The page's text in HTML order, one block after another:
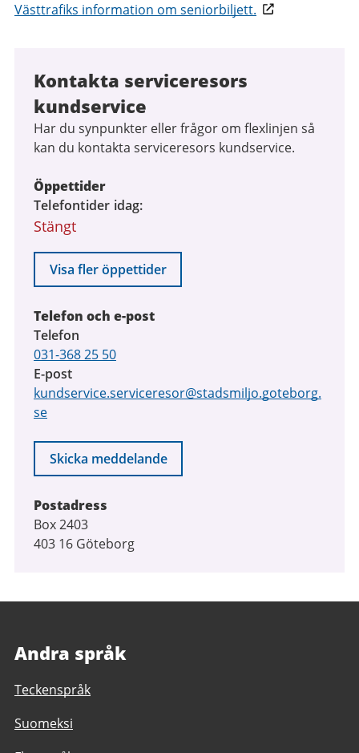
Västtrafiks information om seniorbiljett.
Kontakta serviceresors
kundservice
Har du synpunkter eller frågor om flexlinjen så
kan du kontakta serviceresors kundservice.
Öppettider
Telefontider idag
Stängt
Visa fler öppettider
Telefon och e-post
Telefon
031-368 25 50
E-post
kundservice.serviceresor@stadsmiljo.goteborg.
se
Skicka meddelande
Postadress
Box 2403
403 16 Göteborg
Andra språk
Teckenspråk
Suomeksi